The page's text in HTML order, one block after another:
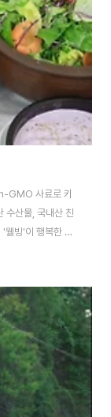
. 강구항 뒤편 언
GMO 사료로 키
수산물, 국내산 친
웰빙'이 행복한 삶
관심이 높아졌습
자치 단체들이 친
되고 있습니다. 친
한 고민도 커지고
식품을 만들어서